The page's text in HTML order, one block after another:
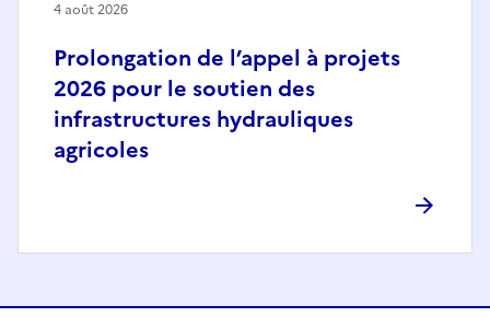
Prolongation de l’appel à projets
2026 pour le soutien des
infrastructures hydrauliques
agricoles
4 août 2026